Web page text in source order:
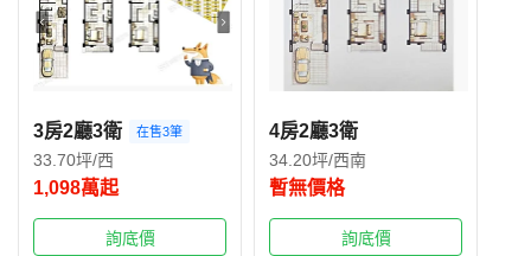
3房2廳3衛 在售3筆
33.70坪/西
1,098萬起
詢底價
4房2廳3衛
34.20坪/西南
暫無價格
詢底價